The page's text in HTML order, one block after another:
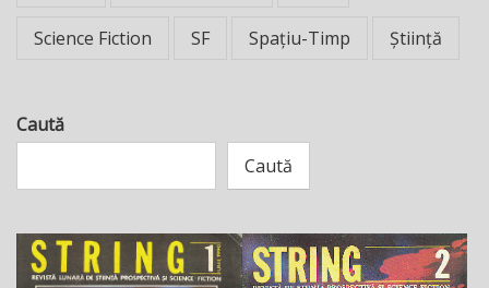
Science Fiction SF Spațiu-Timp Știință
Caută
Caută